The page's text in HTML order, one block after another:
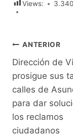
Views: 3.340
de
entradas
ANTERIOR
Dirección de
prosigue sus
calles de
para dar
los reclamos
ciudadanos